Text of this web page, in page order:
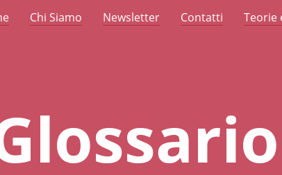
Chi Siamo Newsletter Contatti Teorie